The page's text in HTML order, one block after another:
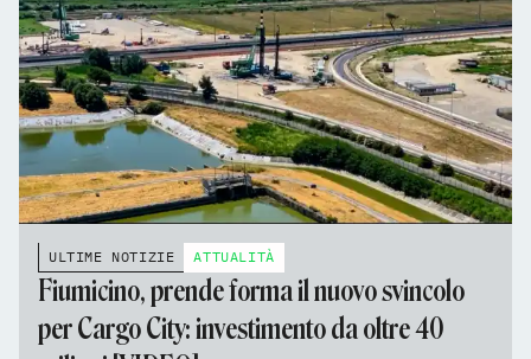
ULTIME NOTIZIE ATTUALITÀ
Fiumicino, prende forma il nuovo svincolo
per Cargo City: investimento da oltre 40